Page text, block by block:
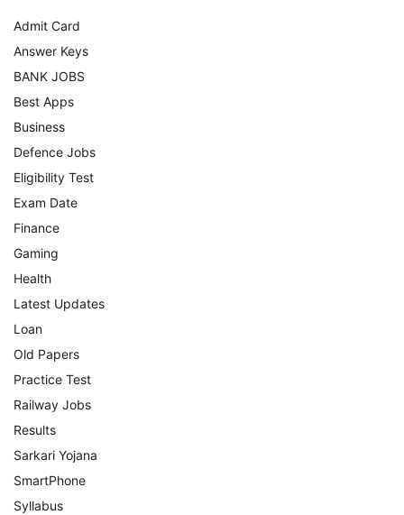
Admit Card
Answer Keys
BANK JOBS
Best Apps
Business
Defence Jobs
Eligibility Test
Exam Date
Finance
Gaming
Health
Latest Updates
Loan
Old Papers
Practice Test
Railway Jobs
Results
Sarkari Yojana
SmartPhone
Syllabus